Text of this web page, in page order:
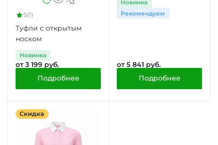
5(1)
Туфли с открытым
носком
Новинка
от 3 199 руб.
Подробнее
Новинка
Рекомендуем
от 5 841 руб.
Подробнее
Скидка